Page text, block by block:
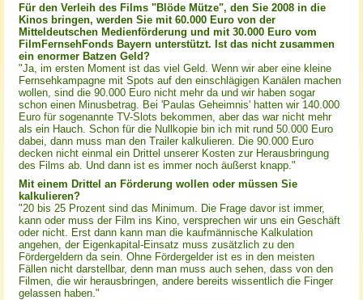
Für den Verleih des Films "Blöde Mütze", den Sie 2008 in die
Kinos bringen, werden Sie mit 60.000 Euro von der
Mitteldeutschen Medienförderung und mit 30.000 Euro vom
FilmFernsehFonds Bayern unterstützt. Ist das nicht zusammen
ein enormer Batzen Geld?
"Ja, im ersten Moment ist das viel Geld. Wenn wir aber eine kleine
Fernsehkampagne mit Spots auf den einschlägigen Kanälen machen
wollen, sind die 90.000 Euro nicht mehr da und wir haben sogar
schon einen Minusbetrag. Bei 'Paulas Geheimnis' hatten wir 140.000
Euro für sogenannte TV-Slots bekommen, aber das war nicht mehr
als ein Hauch. Schon für die Nullkopie bin ich mit rund 50.000 Euro
dabei, dann muss man den Trailer kalkulieren. Die 90.000 Euro
decken nicht einmal ein Drittel unserer Kosten zur Herausbringung
des Films ab. Und dann ist es immer noch äußerst knapp."
Mit einem Drittel an Förderung wollen oder müssen Sie
kalkulieren?
"20 bis 25 Prozent sind das Minimum. Die Frage davor ist immer,
kann oder muss der Film ins Kino, versprechen wir uns ein Geschäft
oder nicht. Erst dann kann man die kaufmännische Kalkulation
angehen, der Eigenkapital-Einsatz muss zusätzlich zu den
Fördergeldern da sein. Ohne Fördergelder ist es in den meisten
Fällen nicht darstellbar, denn man muss auch sehen, dass von den
Filmen, die wir herausbringen, andere bereits wissentlich die Finger
gelassen haben."